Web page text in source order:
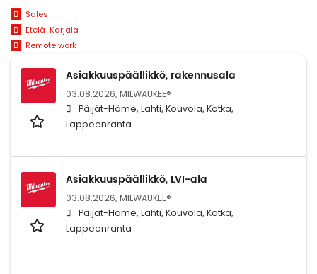
Sales
Etelä-Karjala
Remote work
Asiakkuuspäällikkö, rakennusala
03.08.2026, MILWAUKEE®
Päijät-Häme, Lahti, Kouvola, Kotka,
Lappeenranta
Asiakkuuspäällikkö, LVI-ala
03.08.2026, MILWAUKEE®
Päijät-Häme, Lahti, Kouvola, Kotka,
Lappeenranta